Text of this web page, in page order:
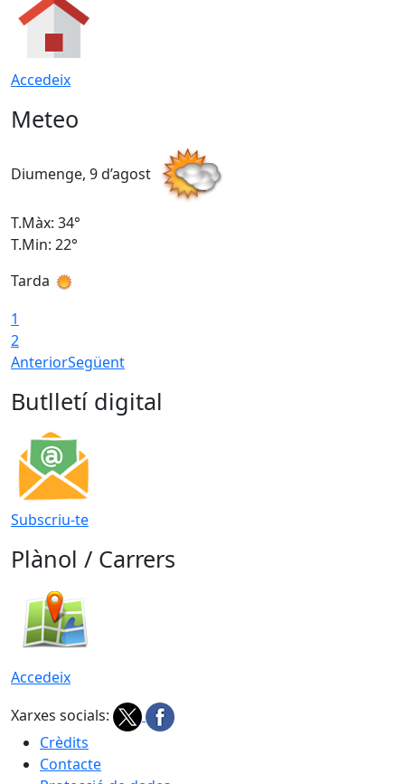
Accedeix
Meteo
Diumenge, 9 d’agost
T.Màx: 34°
T.Min: 22°
Tarda
1
2
AnteriorSegüent
Butlletí digital
Subscriu-te
Plànol / Carrers
Accedeix
Xarxes socials:
Crèdits
Contacte